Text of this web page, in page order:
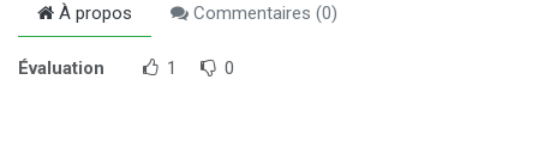
À propos Commentaires (0)
Évaluation 1 0